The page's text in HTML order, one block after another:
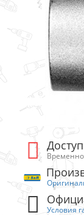
Временно
Условия